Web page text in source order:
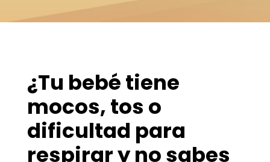
¿Tu bebé tiene
mocos, tos o
dificultad para
respirar y no sabes